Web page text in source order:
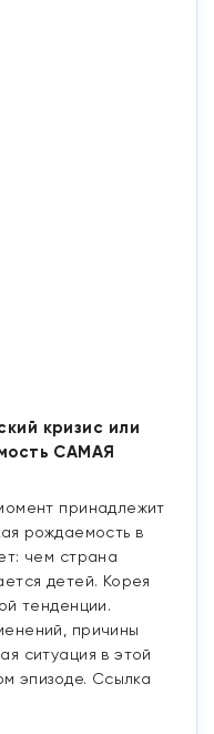
кризис или
САМАЯ
принадлежит
рождаемость в
чем страна
детей. Корея
тенденции.
причины
ситуация в этой
эпизоде. Ссылка